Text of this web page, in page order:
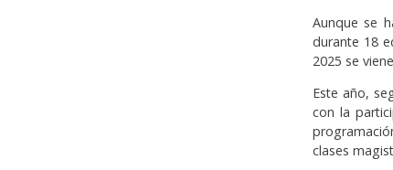
Aunque se
durante 18
2025 se
Este año,
con la
clases